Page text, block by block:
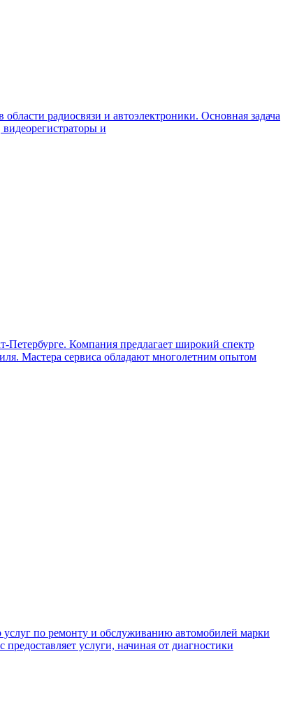
радиосвязи и автоэлектроники. Основная задача
и
Компания предлагает широкий спектр
Мастера сервиса обладают многолетним опытом
по ремонту и обслуживанию автомобилей марки
услуги, начиная от диагностики